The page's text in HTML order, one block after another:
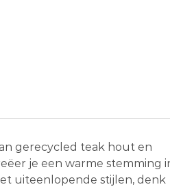
gerecycled teak hout en
je een warme stemming
uiteenlopende stijlen, denk